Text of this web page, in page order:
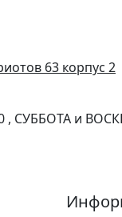
63 корпус 2
, СУББОТА и